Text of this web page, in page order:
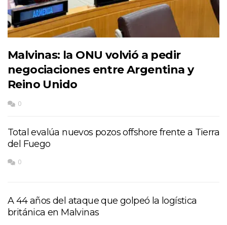
Malvinas: la ONU volvió a pedir
negociaciones entre Argentina y
Reino Unido
0
Total evalúa nuevos pozos offshore frente a Tierra
del Fuego
0
A 44 años del ataque que golpeó la logística
británica en Malvinas